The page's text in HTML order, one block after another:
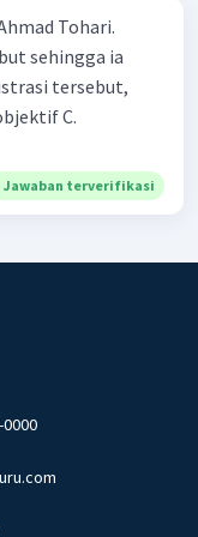
Tohari.
sehingga ia
Jawaban terverifikasi